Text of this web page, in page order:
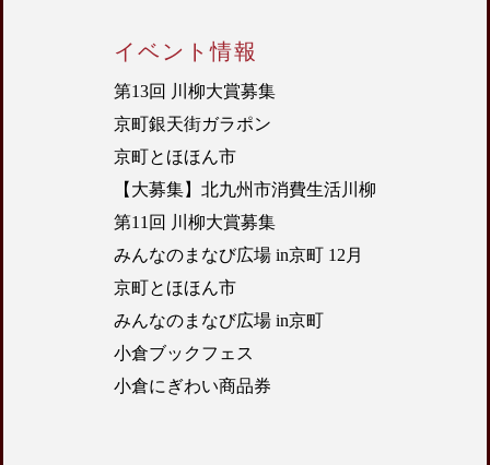
イベント情報
第13回 川柳大賞募集
京町銀天街ガラポン
京町とほほん市
【大募集】北九州市消費生活川柳
第11回 川柳大賞募集
みんなのまなび広場 in京町 12月
京町とほほん市
みんなのまなび広場 in京町
小倉ブックフェス
小倉にぎわい商品券